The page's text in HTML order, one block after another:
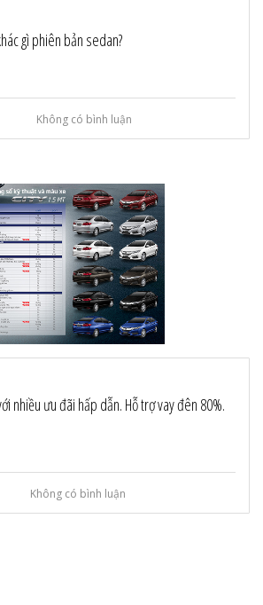
gì phiên bản sedan?
Không có bình luận
nhiều ưu đãi hấp dẫn. Hỗ trợ vay đên 80%.
Không có bình luận